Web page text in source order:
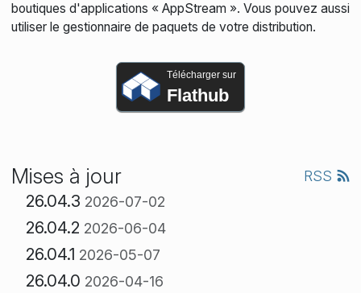
boutiques d'applications « AppStream ». Vous pouvez aussi
utiliser le gestionnaire de paquets de votre distribution.
Télécharger sur
Flathub
Mises à jour RSS
26.04.3 2026-07-02
26.04.2 2026-06-04
26.04.1 2026-05-07
26.04.0 2026-04-16